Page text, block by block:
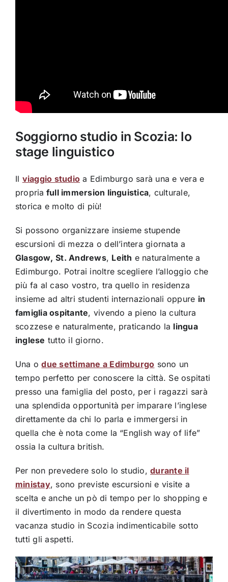
Soggiorno studio in Scozia: lo
stage linguistico
Il viaggio studio a Edimburgo sarà una e vera e
propria full immersion linguistica, culturale,
storica e molto di più!
Si possono organizzare insieme stupende
escursioni di mezza o dell’intera giornata a
Glasgow, St. Andrews, Leith e naturalmente a
Edimburgo. Potrai inoltre scegliere l’alloggio che
più fa al caso vostro, tra quello in residenza
insieme ad altri studenti internazionali oppure in
famiglia ospitante, vivendo a pieno la cultura
scozzese e naturalmente, praticando la lingua
inglese tutto il giorno.
Una odue settimane a Edimburgo sono un
tempo perfetto per conoscere la città. Se ospitati
presso una famiglia del posto, per i ragazzi sarà
una splendida opportunità per imparare l’inglese
direttamente da chi lo parla e immergersi in
quella che è nota come la “English way of life”
ossia la cultura british.
Per non prevedere solo lo studio,durante il
ministay, sono previste escursioni e visite a
scelta e anche un pò di tempo per lo shopping e
il divertimento in modo da rendere questa
vacanza studio in Scozia indimenticabile sotto
tutti gli aspetti.